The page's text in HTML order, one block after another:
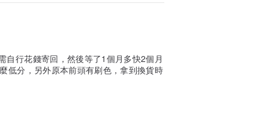
自行花錢寄回，然後等了1個月多快2個月
低分，另外原本前頭有刷色，拿到換貨時